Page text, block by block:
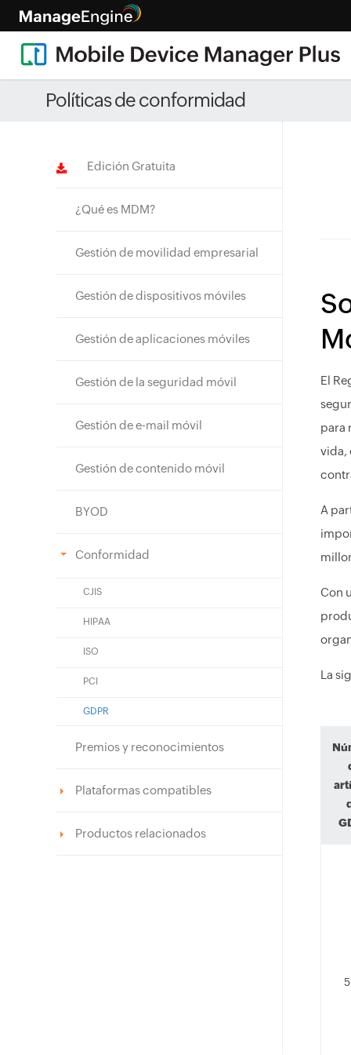
Políticas de conformidad
Edición Gratuita
¿Qué es MDM?
Gestión de movilidad empresarial
Gestión de dispositivos móviles
Gestión de aplicaciones móviles
Gestión de la seguridad móvil
Gestión de e-mail móvil
Gestión de contenido móvil
BYOD
Conformidad
CJIS
HIPAA
ISO
PCI
GDPR
Premios y reconocimientos
Plataformas compatibles
Productos relacionados
El
para
vida,
A
Con
La